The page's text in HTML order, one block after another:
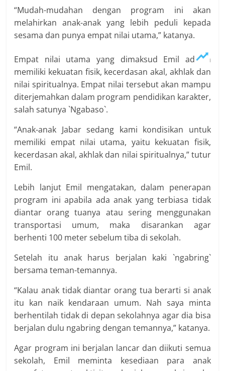
“Mudah-mudahan dengan program ini akan
melahirkan anak-anak yang lebih peduli kepada
sesama dan punya empat nilai utama,” katanya.
Empat nilai utama yang dimaksud Emil adalah
memiliki kekuatan fisik, kecerdasan akal, akhlak dan
nilai spiritualnya. Empat nilai tersebut akan mampu
diterjemahkan dalam program pendidikan karakter,
salah satunya `Ngabaso`.
“Anak-anak Jabar sedang kami kondisikan untuk
memiliki empat nilai utama, yaitu kekuatan fisik,
kecerdasan akal, akhlak dan nilai spiritualnya,” tutur
Emil.
Lebih lanjut Emil mengatakan, dalam penerapan
program ini apabila ada anak yang terbiasa tidak
diantar orang tuanya atau sering menggunakan
transportasi umum, maka disarankan agar
berhenti 100 meter sebelum tiba di sekolah.
Setelah itu anak harus berjalan kaki `ngabring`
bersama teman-temannya.
“Kalau anak tidak diantar orang tua berarti si anak
itu kan naik kendaraan umum. Nah saya minta
berhentilah tidak di depan sekolahnya agar dia bisa
berjalan dulu ngabring dengan temannya,” katanya.
Agar program ini berjalan lancar dan diikuti semua
sekolah, Emil meminta kesediaan para anak